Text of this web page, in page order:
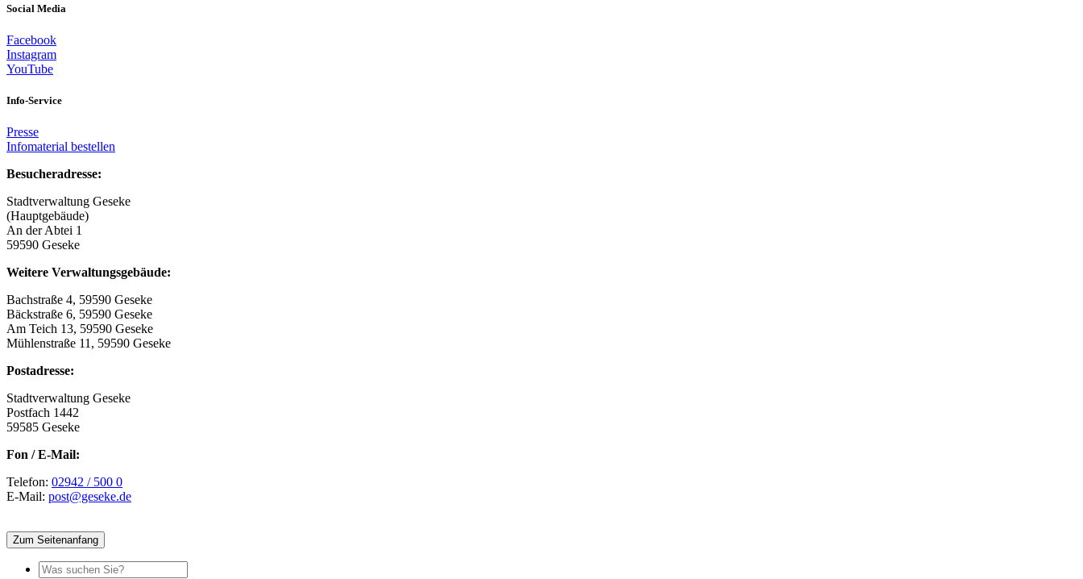
Social Media
Facebook
Instagram
YouTube
Info-Service
Presse
Infomaterial bestellen
Besucheradresse:
Stadtverwaltung Geseke
(Hauptgebäude)
An der Abtei 1
59590 Geseke
Weitere Verwaltungsgebäude:
Bachstraße 4, 59590 Geseke
Bäckstraße 6, 59590 Geseke
Am Teich 13, 59590 Geseke
Mühlenstraße 11, 59590 Geseke
Postadresse:
Stadtverwaltung Geseke
Postfach 1442
59585 Geseke
Fon / E-Mail:
Telefon: 02942 / 500 0
E-Mail: post@geseke.de
Zum Seitenanfang